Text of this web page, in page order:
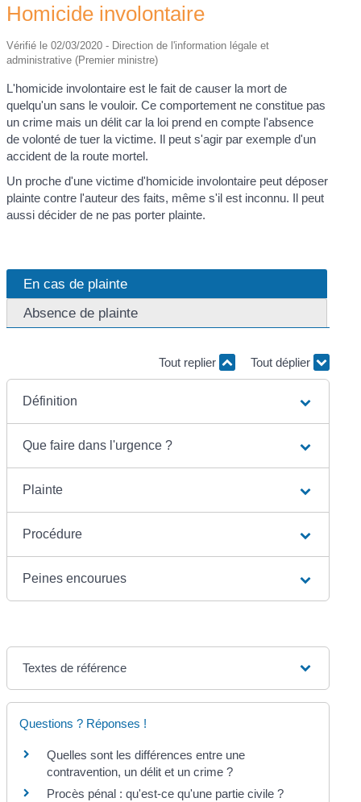
Homicide involontaire
Vérifié le 02/03/2020 - Direction de l'information légale et
administrative (Premier ministre)
L'homicide involontaire est le fait de causer la mort de
quelqu'un sans le vouloir. Ce comportement ne constitue pas
un crime mais un délit car la loi prend en compte l'absence
de volonté de tuer la victime. Il peut s'agir par exemple d'un
accident de la route mortel.
Un proche d'une victime d'homicide involontaire peut déposer
plainte contre l'auteur des faits, même s'il est inconnu. Il peut
aussi décider de ne pas porter plainte.
En cas de plainte
Absence de plainte
Tout replier Tout déplier
Définition
Que faire dans l'urgence ?
Plainte
Procédure
Peines encourues
Textes de référence
Questions ? Réponses !
Quelles sont les différences entre une
contravention, un délit et un crime ?
Procès pénal : qu'est-ce qu'une partie civile ?